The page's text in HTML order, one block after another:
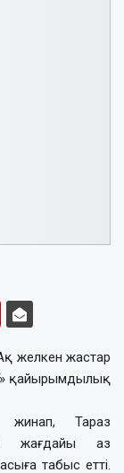
желкен жастар
қайырымдылық
Тараз
жағдайы аз
табыс етті.